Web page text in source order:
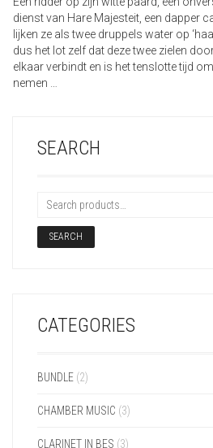
dienst van Hare Majesteit, een dapper
lijken ze als twee druppels water op
dus het lot zelf dat deze twee zielen
elkaar verbindt en is het tenslotte tijd
nemen …
SEARCH
SEARCH
CATEGORIES
BUNDLE (2)
CHAMBER MUSIC (3)
CLARINET IN BES (3)